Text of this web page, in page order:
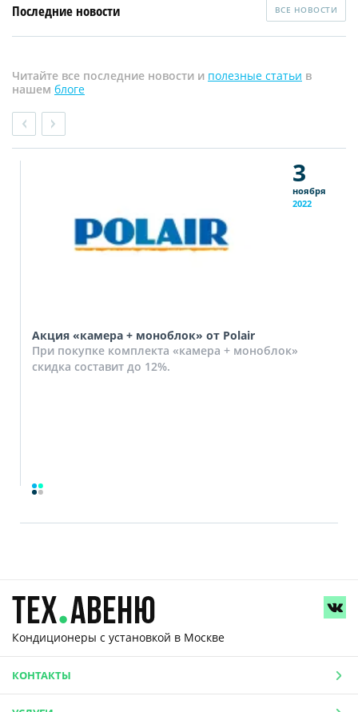
Последние новости ВСЕ НОВОСТИ
Читайте все последние новости и полезные статьи в
нашем блоге
3
ноября
2022
Акция «камера + моноблок» от Polair
При покупке комплекта «камера + моноблок»
скидка составит до 12%.
Кондиционеры с установкой в Москве
КОНТАКТЫ